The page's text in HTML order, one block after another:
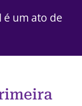
um ato de